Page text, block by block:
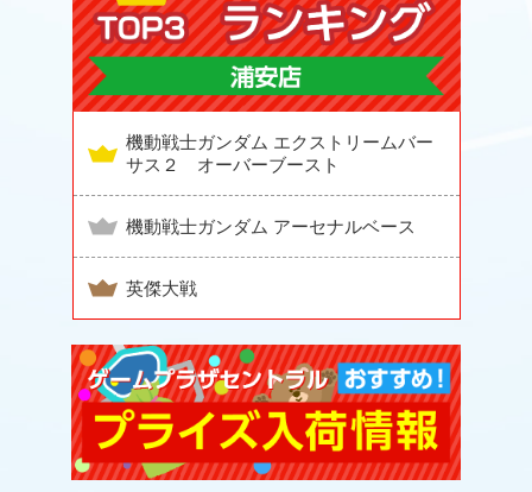
機動戦士ガンダム エクストリームバー
サス２ オーバーブースト
機動戦士ガンダム アーセナルベース
英傑大戦